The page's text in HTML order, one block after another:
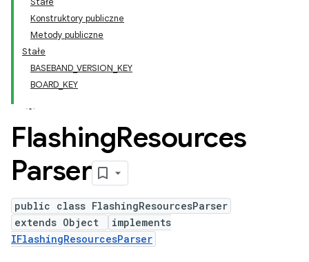
Konstruktory publiczne
Metody publiczne
Stałe
BASEBAND_VERSION_KEY
BOARD_KEY
FlashingResources
Parser
public class FlashingResourcesParser
extends Object
implements
IFlashingResourcesParser